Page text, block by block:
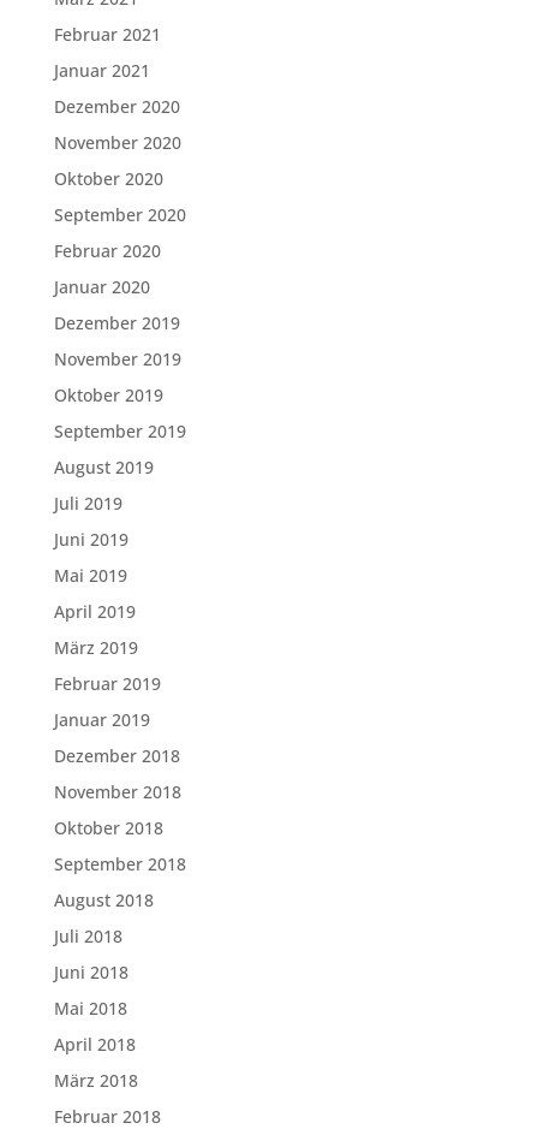
Februar 2021
Januar 2021
Dezember 2020
November 2020
Oktober 2020
September 2020
Februar 2020
Januar 2020
Dezember 2019
November 2019
Oktober 2019
September 2019
August 2019
Juli 2019
Juni 2019
Mai 2019
April 2019
März 2019
Februar 2019
Januar 2019
Dezember 2018
November 2018
Oktober 2018
September 2018
August 2018
Juli 2018
Juni 2018
Mai 2018
April 2018
März 2018
Februar 2018